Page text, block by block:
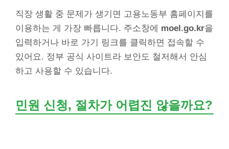
직장 생활 중 문제가 생기면 고용노동부 홈페이지를
이용하는 게 가장 빠릅니다. 주소창에 moel.go.kr을
입력하거나 바로 가기 링크를 클릭하면 접속할 수
있어요. 정부 공식 사이트라 보안도 철저해서 안심
하고 사용할 수 있습니다.
민원 신청, 절차가 어렵진 않을까요?